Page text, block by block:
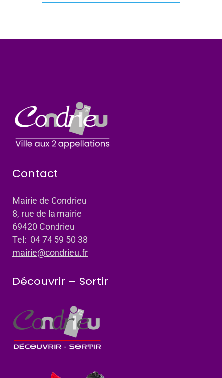
Contact
Mairie de Condrieu
8, rue de la mairie
69420 Condrieu
Tel: 04 74 59 50 38
mairie@condrieu.fr
Découvrir – Sortir